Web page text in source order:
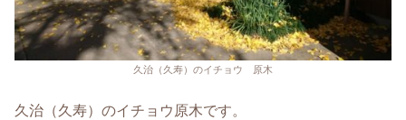
久治（久寿）のイチョウ 原木
久治（久寿）のイチョウ原木です。